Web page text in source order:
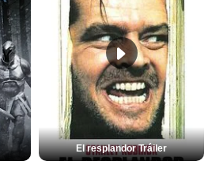
El resplandor Tráiler